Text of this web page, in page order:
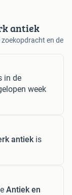
antiek
en de
in de
week
antiek is
Antiek en